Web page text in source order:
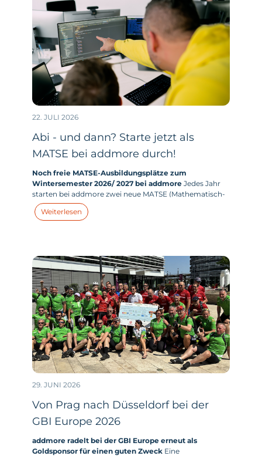
22. JULI 2026
Abi - und dann? Starte jetzt als
MATSE bei addmore durch!
Noch freie MATSE-Ausbildungsplätze zum
Wintersemester 2026/ 2027 bei addmoreJedes Jahr
starten bei addmore zwei neue MATSE (Mathematisch-
technischer-Softwareentwickler:in) in ihr duales
Studium. Und dieses Jahr haben wir zum
Weiterlesen
29. JUNI 2026
Von Prag nach Düsseldorf bei der
GBI Europe 2026
addmore radelt bei der GBI Europe erneut als
Goldsponsor für einen guten ZweckEine